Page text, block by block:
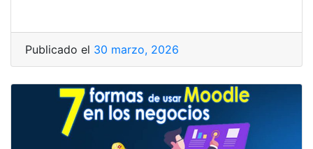
Publicado el 30 marzo, 2026